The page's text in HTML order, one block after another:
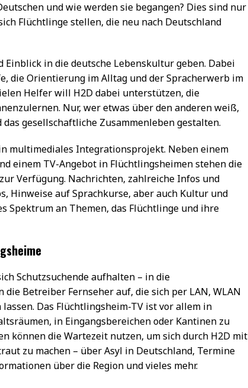
und wie werden sie begangen? Dies sind nur
Flüchtlinge stellen, die neu nach Deutschland
in die deutsche Lebenskultur geben. Dabei
die Orientierung im Alltag und der Spracherwerb im
Helfer will H2D dabei unterstützen, die
Nur, wer etwas über den anderen weiß,
gesellschaftliche Zusammenleben gestalten.
multimediales Integrationsprojekt. Neben einem
einem TV-Angebot in Flüchtlingsheimen stehen die
Verfügung. Nachrichten, zahlreiche Infos und
Hinweise auf Sprachkurse, aber auch Kultur und
Spektrum an Themen, das Flüchtlinge und ihre
Schutzsuchende aufhalten – in die
Betreiber Fernseher auf, die sich per LAN, WLAN
Das Flüchtlingsheim-TV ist vor allem in
in Eingangsbereichen oder Kantinen zu
können die Wartezeit nutzen, um sich durch H2D mit
zu machen – über Asyl in Deutschland, Termine
über die Region und vieles mehr.